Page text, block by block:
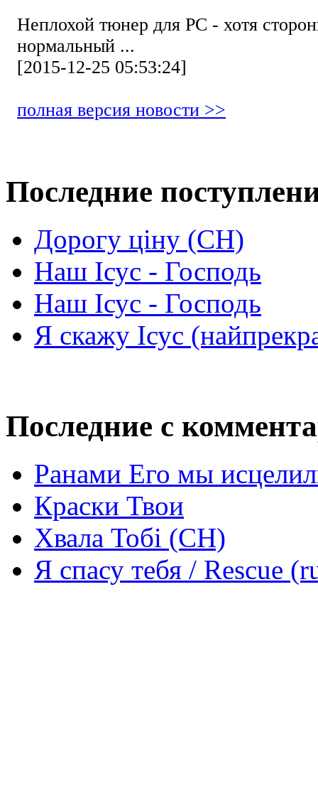
Неплохой тюнер для РС - хотя
нормальный ...
[2015-12-25 05:53:24]
полная версия новости >>
Последние
Дорогу ціну (СН)
Наш Ісус - Господь
Наш Ісус - Господь
Я скажу Ісус
Последние с
Ранами Его мы
Краски Твои
Хвала Тобі (СН)
Я спасу тебя / Rescue